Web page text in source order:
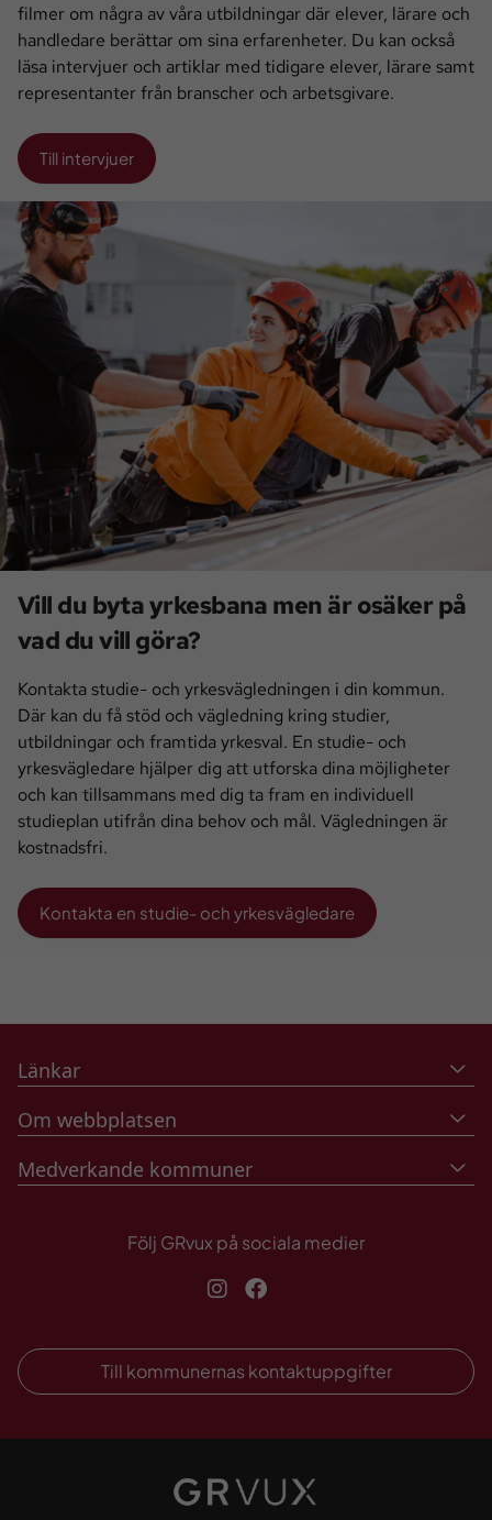
filmer om några av våra utbildningar där elever, lärare och
handledare berättar om sina erfarenheter. Du kan också
läsa intervjuer och artiklar med tidigare elever, lärare samt
representanter från branscher och arbetsgivare.
Till intervjuer
Vill du byta yrkesbana men är osäker på
vad du vill göra?
Kontakta studie- och yrkesvägledningen i din kommun.
Där kan du få stöd och vägledning kring studier,
utbildningar och framtida yrkesval. En studie- och
yrkesvägledare hjälper dig att utforska dina möjligheter
och kan tillsammans med dig ta fram en individuell
studieplan utifrån dina behov och mål. Vägledningen är
kostnadsfri.
Kontakta en studie- och yrkesvägledare
Länkar
Om webbplatsen
Medverkande kommuner
Följ GRvux på sociala medier
InstagramFacebook
Till kommunernas kontaktuppgifter